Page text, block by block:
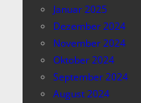
Januar 2025
Dezember 2024
November 2024
Oktober 2024
September 2024
August 2024